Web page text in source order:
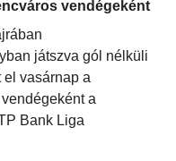
vendégeként
játszva gól nélküli
el vasárnap a
a
Bank Liga